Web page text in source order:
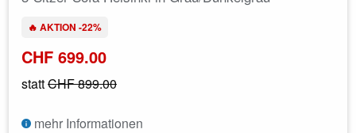
🔥 AKTION -22%
CHF 699.00
stattCHF 899.00
mehr Informationen